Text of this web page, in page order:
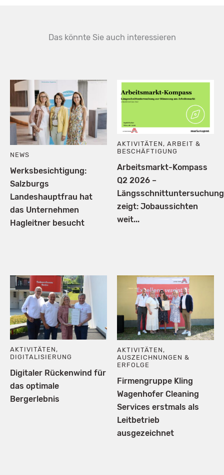
Das könnte Sie auch interessieren
NEWS
Werksbesichtigung:
Salzburgs
Landeshauptfrau hat
das Unternehmen
Hagleitner besucht
AKTIVITÄTEN ,ARBEIT &
BESCHÄFTIGUNG
Arbeitsmarkt-Kompass
Q2 2026 –
Längsschnittuntersuchung
zeigt: Jobaussichten
weit...
AKTIVITÄTEN,
DIGITALISIERUNG
Digitaler Rückenwind für
das optimale
Bergerlebnis
AKTIVITÄTEN,
AUSZEICHNUNGEN &
ERFOLGE
Firmengruppe Kling
Wagenhofer Cleaning
Services erstmals als
Leitbetrieb
ausgezeichnet